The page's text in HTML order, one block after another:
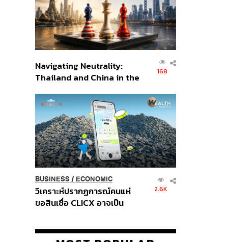
Navigating Neutrality:
Thailand and China in the
Order
168
BUSINESS/ ECONOMIC
วิเคราะห์ปรากฏการณ์คนแห่
ขอสินเชื่อ CLICX อาจเป็น
ปัญหาหนี้ครัวเรือนไทยที่ถูกซุก
2.6K